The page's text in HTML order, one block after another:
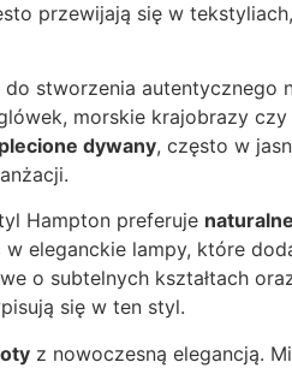
przewijają się w
stworzenia autentycznego
morskie krajobrazy
dywany, często w
Hampton preferuje
eleganckie lampy, które
o subtelnych kształtach
się w ten styl.
z nowoczesną elegancją.